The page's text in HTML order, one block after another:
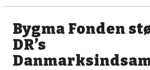
Bygma Fonden
DR’s